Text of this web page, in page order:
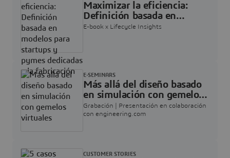
Maximizar la eficiencia:
Definición basada en
modelos para startups y
E-book x Lifecycle Insights
Más allá del diseño basado
en simulación con gemelos
virtuales
Grabación | Presentación en colaboración
con engineering.com
E-SEMINARS
CUSTOMER STORIES